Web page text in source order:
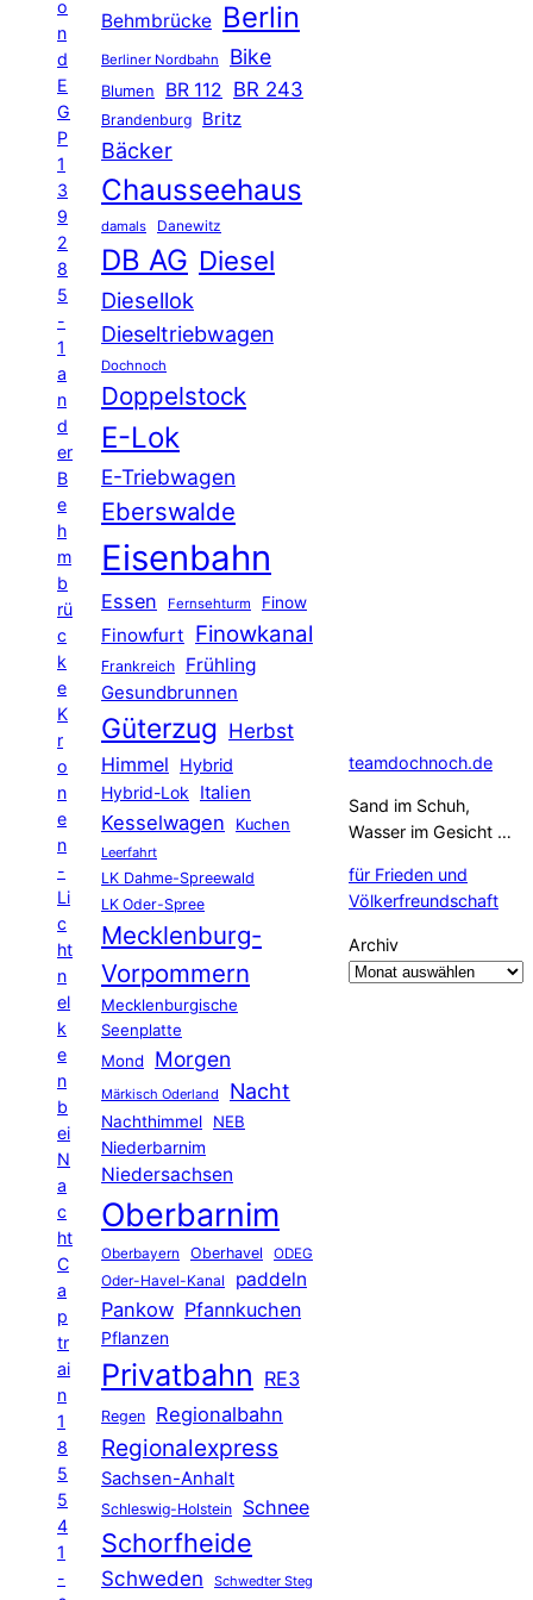
o
n
d
E
G
P
1
3
9
2
8
5
-
1
a
n
d
er
B
e
h
m
b
rü
c
k
e
K
r
o
n
e
n
-
Li
c
ht
n
el
k
e
n
b
ei
N
a
c
ht
C
a
p
tr
ai
n
1
8
5
5
4
1
-
Behmbrücke Berlin
Berliner Nordbahn Bike
Blumen BR 112 BR 243
Brandenburg Britz
Bäcker
Chausseehaus
damals Danewitz
DB AG Diesel
Diesellok
Dieseltriebwagen
Dochnoch
Doppelstock
E-Lok
E-Triebwagen
Eberswalde
Eisenbahn
Essen Fernsehturm Finow
Finowfurt Finowkanal
Frankreich Frühling
Gesundbrunnen
Güterzug Herbst
Himmel
Hybrid
Hybrid-Lok Italien
Kesselwagen Kuchen
Leerfahrt
LK Dahme-Spreewald
LK Oder-Spree
Mecklenburg-
Vorpommern
Mecklenburgische
Seenplatte
Mond
Morgen
Märkisch Oderland Nacht
Nachthimmel
NEB
Niederbarnim
Niedersachsen
Oberbarnim
Oberbayern Oberhavel ODEG
Oder-Havel-Kanal paddeln
Pankow Pfannkuchen
Pflanzen
Privatbahn RE3
Regen Regionalbahn
Regionalexpress
Sachsen-Anhalt
Schleswig-Holstein Schnee
Schorfheide
Schweden Schwedter Steg
teamdochnoch.de
Sand im Schuh,
Wasser im Gesicht …
für Frieden und
Völkerfreundschaft
Archiv